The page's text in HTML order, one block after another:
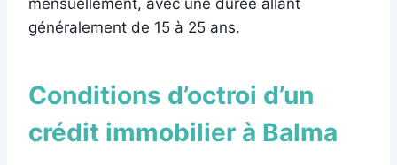
mensuellement, avec une durée allant
généralement de 15 à 25 ans.
Conditions d’octroi d’un
crédit immobilier à Balma